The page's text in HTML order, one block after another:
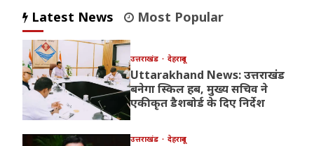
Latest News Most Popular
उत्तराखंड देहरादून
Uttarakhand News: उत्तराखंड
बनेगा स्किल हब, मुख्य सचिव ने
एकीकृत डैशबोर्ड के दिए निर्देश
उत्तराखंड देहरादून